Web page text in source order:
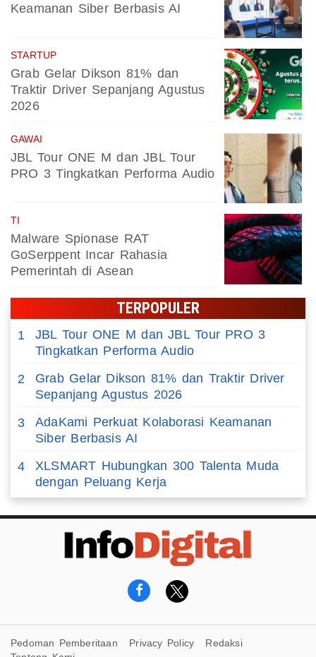
Keamanan Siber Berbasis AI
STARTUP
Grab Gelar Dikson 81% dan
Traktir Driver Sepanjang Agustus
2026
GAWAI
JBL Tour ONE M dan JBL Tour
PRO 3 Tingkatkan Performa Audio
TI
Malware Spionase RAT
GoSerppent Incar Rahasia
Pemerintah di Asean
TERPOPULER
1
JBL Tour ONE M dan JBL Tour PRO 3
Tingkatkan Performa Audio
2
Grab Gelar Dikson 81% dan Traktir Driver
Sepanjang Agustus 2026
3
AdaKami Perkuat Kolaborasi Keamanan
Siber Berbasis AI
4
XLSMART Hubungkan 300 Talenta Muda
dengan Peluang Kerja
Pedoman Pemberitaan Privacy Policy
Redaksi